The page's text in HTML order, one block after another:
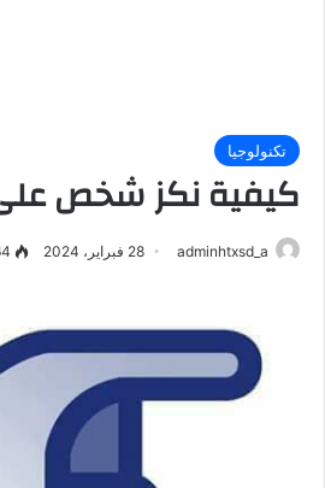
تكنولوجيا
كيفية نكز شخص
adminhtxsd_a 28 فبراير، 2024